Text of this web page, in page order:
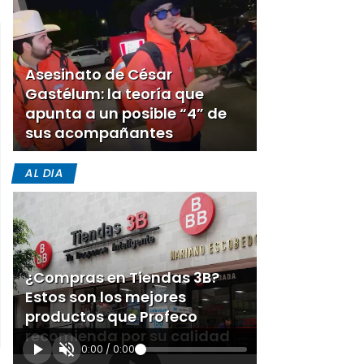
Asesinato de César
Gastélum: la teoría que
apunta a un posible “4” de
sus acompañantes
AL DIA
¿Compras en Tiendas 3B?
Estos son los mejores
productos que Profeco
recomienda por su calidad
0:00 / 0:00